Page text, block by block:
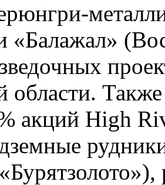
«Балажал»
области.
акций High